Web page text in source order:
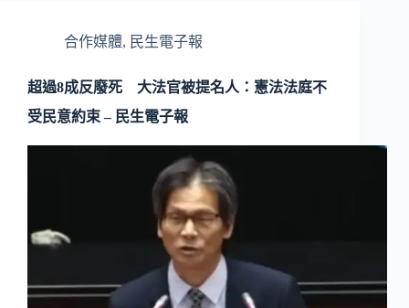
合作媒體, 民生電子報
超過8成反廢死 大法官被提名人：憲法法庭不
受民意約束 – 民生電子報